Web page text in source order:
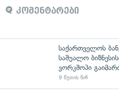
კომენტარები
საქართველოს
საშუალო
ვორკშოპი
9 წუთის წინ